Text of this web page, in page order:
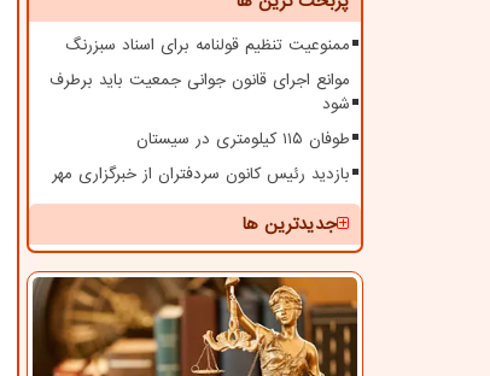
ممنوعیت تنظیم قولنامه برای اسناد سبزرنگ
موانع اجرای قانون جوانی جمعیت باید برطرف
شود
طوفان ۱۱۵ کیلومتری در سیستان
بازدید رئیس کانون سردفتران از خبرگزاری مهر
جدیدترین ها